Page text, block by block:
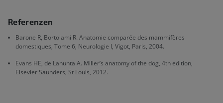
Referenzen
Barone R, Bortolami R. Anatomie comparée des mammifères
domestiques, Tome 6, Neurologie I, Vigot, Paris, 2004.
Evans HE, de Lahunta A. Miller’s anatomy of the dog, 4th edition,
Elsevier Saunders, St Louis, 2012.